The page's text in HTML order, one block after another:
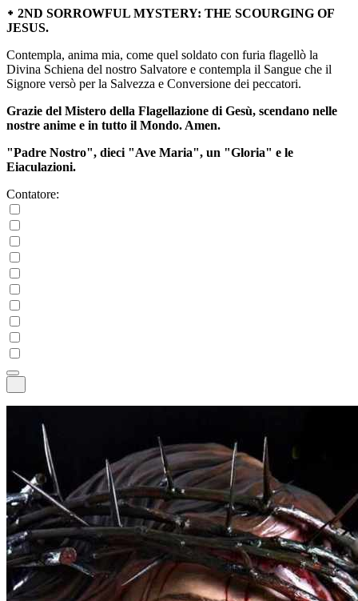
᛭ 2ND SORROWFUL MYSTERY: THE SCOURGING OF
JESUS.
Contempla, anima mia, come quel soldato con furia flagellò la
Divina Schiena del nostro Salvatore e contempla il Sangue che il
Signore versò per la Salvezza e Conversione dei peccatori.
Grazie del Mistero della Flagellazione di Gesù, scendano nelle
nostre anime e in tutto il Mondo. Amen.
"Padre Nostro", dieci "Ave Maria", un "Gloria" e le
Eiaculazioni.
Contatore: